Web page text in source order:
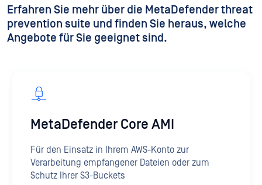
Erfahren Sie mehr über die MetaDefender threat
prevention suite und finden Sie heraus, welche
Angebote für Sie geeignet sind.
MetaDefender Core AMI
Für den Einsatz in Ihrem AWS-Konto zur
Verarbeitung empfangener Dateien oder zum
Schutz Ihrer S3-Buckets